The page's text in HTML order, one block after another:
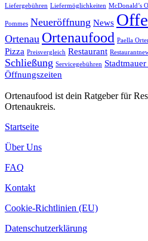
Liefergebühren Liefermöglichkeiten McDonald’s
Pommes Neueröffnung News
Ortenau Ortenaufood Paella
Pizza Preisvergleich Restaurant
Schließung Servicegebühren
Öffnungszeiten
Ortenaufood ist dein Ratgeber für
Ortenaukreis.
Startseite
Über Uns
FAQ
Kontakt
Cookie-Richtlinien (EU)
Datenschutzerklärung